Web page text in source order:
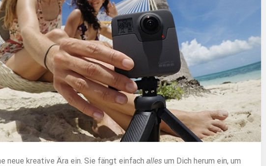
neue kreative Ära ein. Sie fängt einfach allesum Dich herum ein, um